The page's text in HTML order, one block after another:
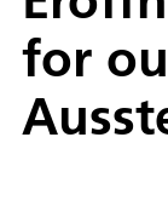
for